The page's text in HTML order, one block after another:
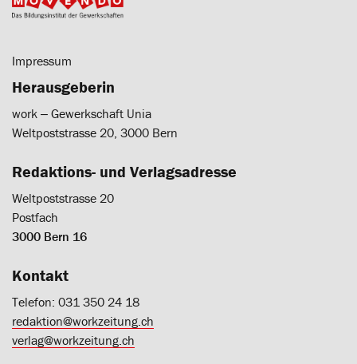
Impressum
Herausgeberin
work ‒ Gewerkschaft Unia
Weltpoststrasse 20, 3000 Bern
Redaktions- und Verlagsadresse
Weltpoststrasse 20
Postfach
3000 Bern 16
Kontakt
Telefon: 031 350 24 18
redaktion@workzeitung.ch
verlag@workzeitung.ch